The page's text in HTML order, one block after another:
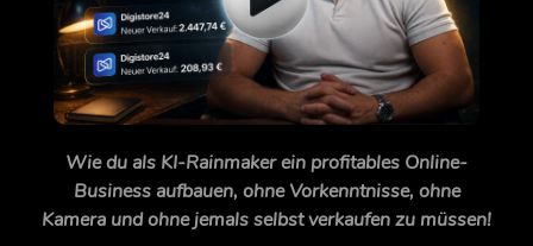
Wie du als KI-Rainmaker ein profitables Online-
Business aufbauen, ohne Vorkenntnisse, ohne
Kamera und ohne jemals selbst verkaufen zu müssen!